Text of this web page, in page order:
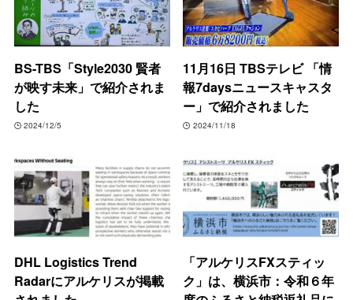
BS-TBS「Style2030 賢者
が映す未来」で紹介されま
した
2024/12/5
11月16日 TBSテレビ 「情
報7daysニュースキャスタ
ー」で紹介されました
2024/11/18
DHL Logistics Trend
Radarにアルケリスが掲載
「アルケリスFXスティッ
ク」は、横浜市：令和６年